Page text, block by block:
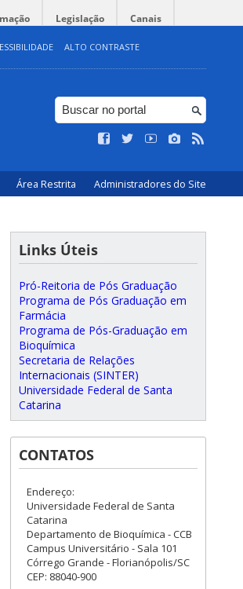
Legislação Canais
ALTO CONTRASTE
Área Restrita Administradores do Site
Links Úteis
Pró-Reitoria de Pós Graduação
Programa de Pós Graduação em
Farmácia
Programa de Pós-Graduação em
Bioquímica
Secretaria de Relações
Internacionais (SINTER)
Universidade Federal de Santa
Catarina
CONTATOS
Endereço:
Universidade Federal de Santa
Catarina
Departamento de Bioquímica - CCB
Campus Universitário - Sala 101
Córrego Grande - Florianópolis/SC
CEP: 88040-900